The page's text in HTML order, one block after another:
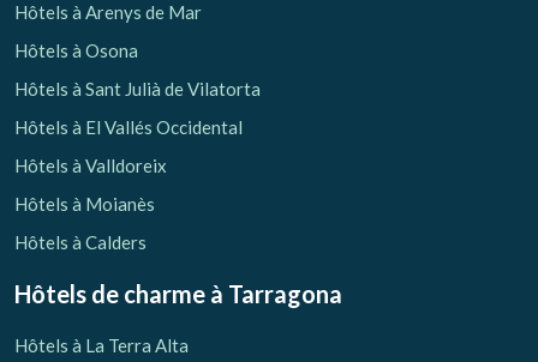
Hôtels à Arenys de Mar
Hôtels à Osona
Hôtels à Sant Julià de Vilatorta
Hôtels à El Vallés Occidental
Hôtels à Valldoreix
Hôtels à Moianès
Hôtels à Calders
Hôtels de charme à Tarragona
Hôtels à La Terra Alta